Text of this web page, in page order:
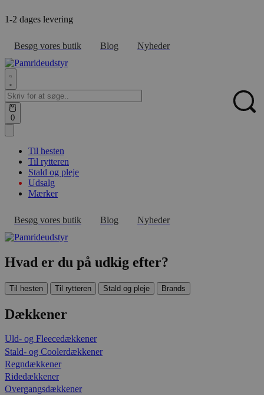
to
1-2 dages levering
Besøg vores butik Blog Nyheder
Search
for:
0Open
cart
Til hesten
Til rytteren
Stald og pleje
Udsalg
Mærker
Besøg vores butik Blog Nyheder
Hvad er du på udkig efter?
Til hesten Til rytteren Stald og pleje Brands
Dækkener
Uld- og Fleecedækkener
Stald- og Coolerdækkener
Regndækkener
Ridedækkener
Overgangsdækkener